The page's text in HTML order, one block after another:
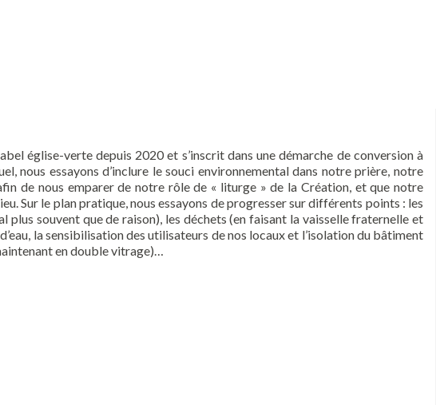
église-verte depuis 2020 et s’inscrit dans une démarche de conversion à
nous essayons d’inclure le souci environnemental dans notre prière, notre
de nous emparer de notre rôle de « liturge » de la Création, et que notre
Sur le plan pratique, nous essayons de progresser sur différents points : les
plus souvent que de raison), les déchets (en faisant la vaisselle fraternelle et
la sensibilisation des utilisateurs de nos locaux et l’isolation du bâtiment
en double vitrage)…